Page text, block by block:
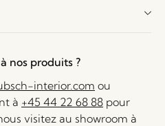
nos produits ?
interior.com ou
à +45 44 22 68 88 pour
visitez au showroom à